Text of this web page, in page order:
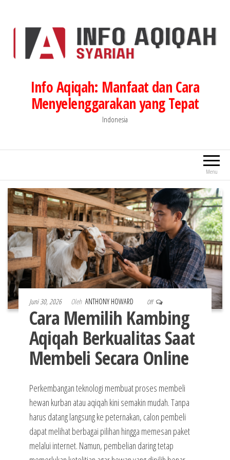
Info Aqiqah: Manfaat dan Cara
Menyelenggarakan yang Tepat
Indonesia
Menu
Juni 30, 2026 Oleh ANTHONY HOWARD Off
Cara Memilih Kambing
Aqiqah Berkualitas Saat
Membeli Secara Online
Perkembangan teknologi membuat proses membeli
hewan kurban atau aqiqah kini semakin mudah. Tanpa
harus datang langsung ke peternakan, calon pembeli
dapat melihat berbagai pilihan hingga memesan paket
melalui internet. Namun, pembelian daring tetap